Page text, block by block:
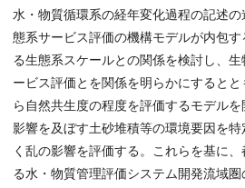
水・物質循環系の経年変化過程の記述
態系サービス評価の機構モデルが内包
る生態系スケールとの関係を検討し、
ービス評価とを関係を明らかにすると
ら自然共生度の程度を評価するモデル
影響を及ぼす土砂堆積等の環境要因を
く乱の影響を評価する。これらを基に
る水・物質管理評価システム開発流域